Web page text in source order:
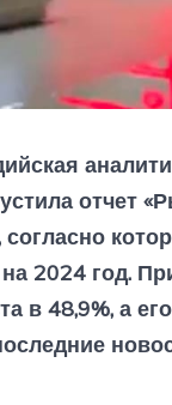
отчет
согласно
2024 год.
в 48,9%, а